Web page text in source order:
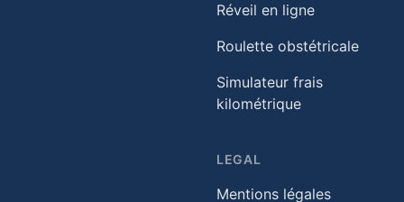
Réveil en ligne
Roulette obstétricale
Simulateur frais
kilométrique
LEGAL
Mentions légales